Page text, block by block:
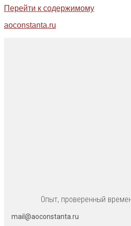
Перейти к содержимому
aoconstanta.ru
Опыт, проверенный
mail@aoconstanta.ru